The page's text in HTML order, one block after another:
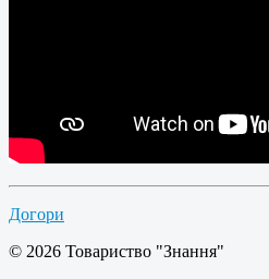
Догори
© 2026 Товариство "Знання"